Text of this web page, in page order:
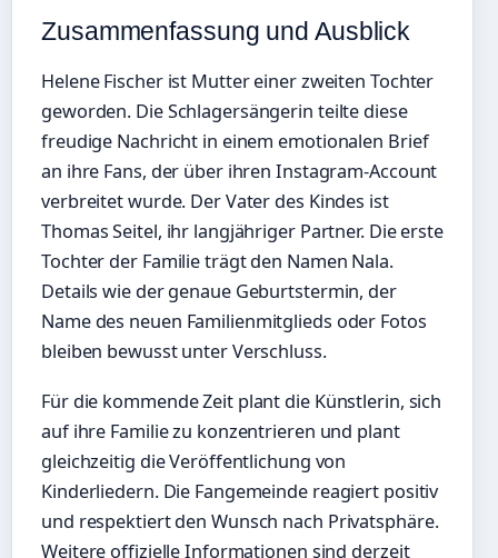
Zusammenfassung und Ausblick
Helene Fischer ist Mutter einer zweiten Tochter
geworden. Die Schlagersängerin teilte diese
freudige Nachricht in einem emotionalen Brief
an ihre Fans, der über ihren Instagram-Account
verbreitet wurde. Der Vater des Kindes ist
Thomas Seitel, ihr langjähriger Partner. Die erste
Tochter der Familie trägt den Namen Nala.
Details wie der genaue Geburtstermin, der
Name des neuen Familienmitglieds oder Fotos
bleiben bewusst unter Verschluss.
Für die kommende Zeit plant die Künstlerin, sich
auf ihre Familie zu konzentrieren und plant
gleichzeitig die Veröffentlichung von
Kinderliedern. Die Fangemeinde reagiert positiv
und respektiert den Wunsch nach Privatsphäre.
Weitere offizielle Informationen sind derzeit